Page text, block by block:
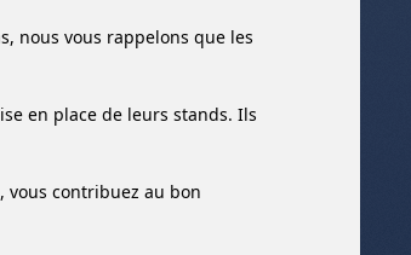
nous vous rappelons que les
en place de leurs stands. Ils
vous contribuez au bon